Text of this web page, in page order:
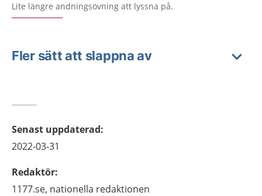
Lite längre andningsövning att lyssna på.
Fler sätt att slappna av
Senast uppdaterad:
2022-03-31
Redaktör:
1177.se, nationella redaktionen